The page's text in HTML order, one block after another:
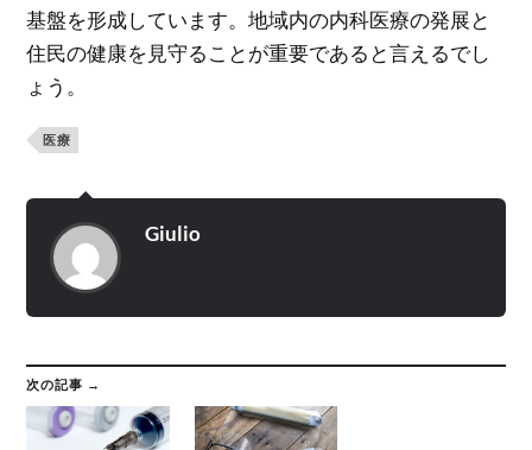
基盤を形成しています。地域内の内科医療の発展と
住民の健康を見守ることが重要であると言えるでし
ょう。
医療
Giulio
次の記事 →